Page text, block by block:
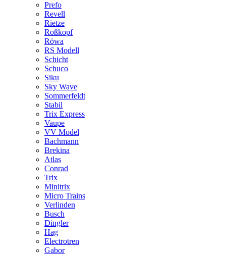
Prefo
Revell
Rietze
Roßkopf
Röwa
RS Modell
Schicht
Schuco
Siku
Sky Wave
Sommerfeldt
Stabil
Trix Express
Vaupe
VV Model
Bachmann
Brekina
Atlas
Conrad
Trix
Minitrix
Micro Trains
Verlinden
Busch
Dingler
Hag
Electrotren
Gabor